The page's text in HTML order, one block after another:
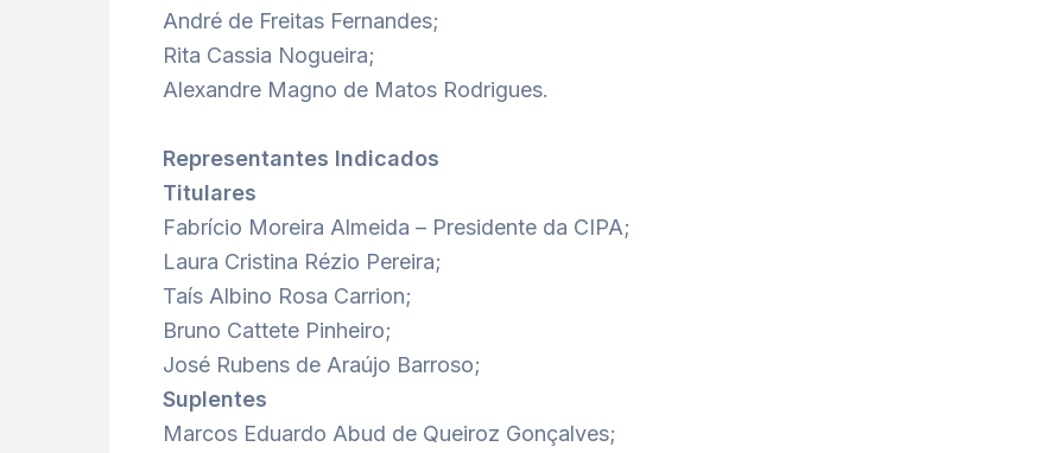
André de Freitas Fernandes;
Rita Cassia Nogueira;
Alexandre Magno de Matos Rodrigues.
Representantes Indicados
Titulares
Fabrício Moreira Almeida – Presidente da CIPA;
Laura Cristina Rézio Pereira;
Taís Albino Rosa Carrion;
Bruno Cattete Pinheiro;
José Rubens de Araújo Barroso;
Suplentes
Marcos Eduardo Abud de Queiroz Gonçalves;